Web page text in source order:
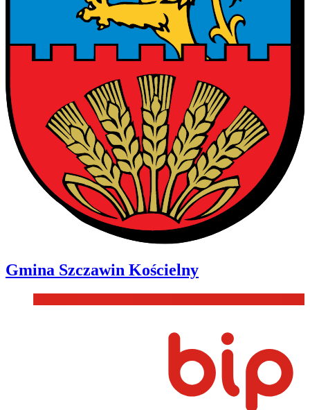
Gmina Szczawin Kościelny